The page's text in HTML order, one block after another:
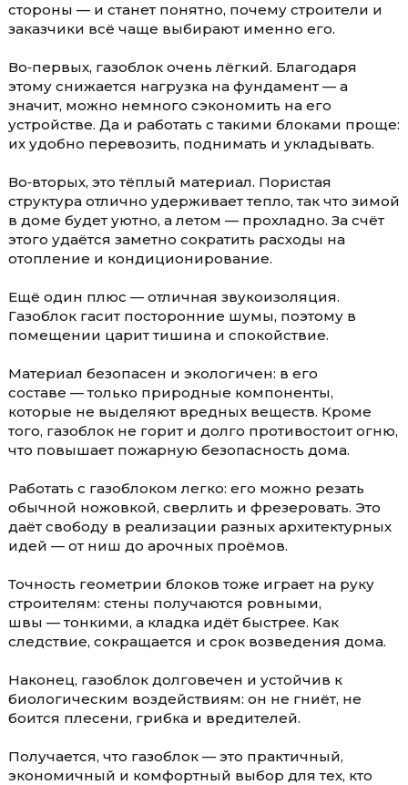
стороны — и станет понятно, почему строители и
заказчики всё чаще выбирают именно его.
Во‑первых, газоблок очень лёгкий. Благодаря
этому снижается нагрузка на фундамент — а
значит, можно немного сэкономить на его
устройстве. Да и работать с такими блоками проще:
их удобно перевозить, поднимать и укладывать.
Во‑вторых, это тёплый материал. Пористая
структура отлично удерживает тепло, так что зимой
в доме будет уютно, а летом — прохладно. За счёт
этого удаётся заметно сократить расходы на
отопление и кондиционирование.
Ещё один плюс — отличная звукоизоляция.
Газоблок гасит посторонние шумы, поэтому в
помещении царит тишина и спокойствие.
Материал безопасен и экологичен: в его
составе — только природные компоненты,
которые не выделяют вредных веществ. Кроме
того, газоблок не горит и долго противостоит огню,
что повышает пожарную безопасность дома.
Работать с газоблоком легко: его можно резать
обычной ножовкой, сверлить и фрезеровать. Это
даёт свободу в реализации разных архитектурных
идей — от ниш до арочных проёмов.
Точность геометрии блоков тоже играет на руку
строителям: стены получаются ровными,
швы — тонкими, а кладка идёт быстрее. Как
следствие, сокращается и срок возведения дома.
Наконец, газоблок долговечен и устойчив к
биологическим воздействиям: он не гниёт, не
боится плесени, грибка и вредителей.
Получается, что газоблок — это практичный,
экономичный и комфортный выбор для тех, кто